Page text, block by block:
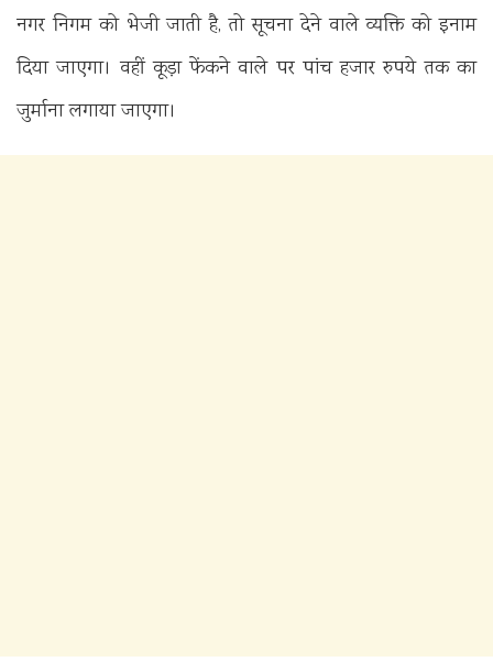
नगर निगम को भेजी जाती है, तो सूचना देने वाले व्यक्ति को इनाम
दिया जाएगा। वहीं कूड़ा फेंकने वाले पर पांच हजार रुपये तक का
जुर्माना लगाया जाएगा।